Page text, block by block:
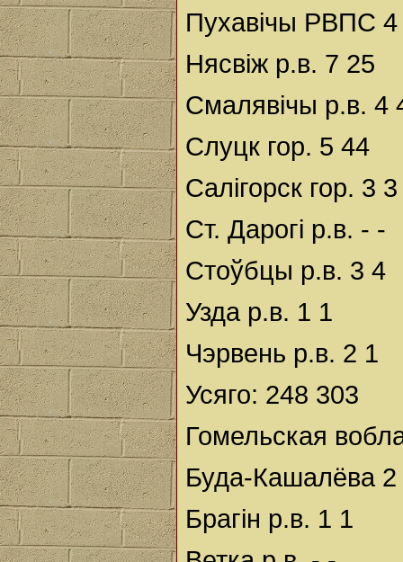
Пухавічы РВПС 4
Нясвіж р.в. 7 25
Смалявічы р.в. 4
Слуцк гор. 5 44
Салігорск гор. 3 3
Ст. Дарогі р.в. - -
Стоўбцы р.в. 3 4
Узда р.в. 1 1
Чэрвень р.в. 2 1
Усяго: 248 303
Гомельская
Буда-Кашалёва 2
Брагін р.в. 1 1